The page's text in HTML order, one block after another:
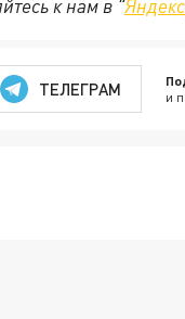
к нам в "
ТЕЛЕГРАМ и